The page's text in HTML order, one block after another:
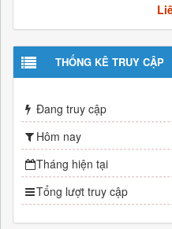
THỐNG KÊ TRUY CẬP
Đang truy cập
Hôm nay
Tháng hiện tại
Tổng lượt truy cập